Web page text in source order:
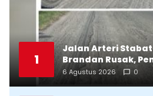
1
Jalan Arteri
Brandan Rusak,
Terancam Celaka
6 Agustus 2026 0